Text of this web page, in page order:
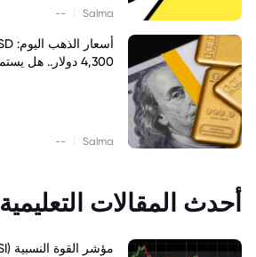
Salma
--
4,300 دولار.. هل يستمر الصعود؟
Salma
--
أحدث المقالات التعليمية